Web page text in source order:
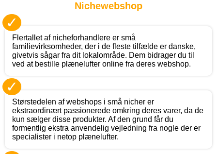
Nichewebshop
✓
Flertallet af nicheforhandlere er små
familievirksomheder, der i de fleste tilfælde er danske,
givetvis sågar fra dit lokalområde. Dem bidrager du til
ved at bestille plænelufter online fra deres webshop.
✓
Størstedelen af webshops i små nicher er
ekstraordinært passionerede omkring deres varer, da de
kun sælger disse produkter. Af den grund får du
formentlig ekstra anvendelig vejledning fra nogle der er
specialister i netop plænelufter.